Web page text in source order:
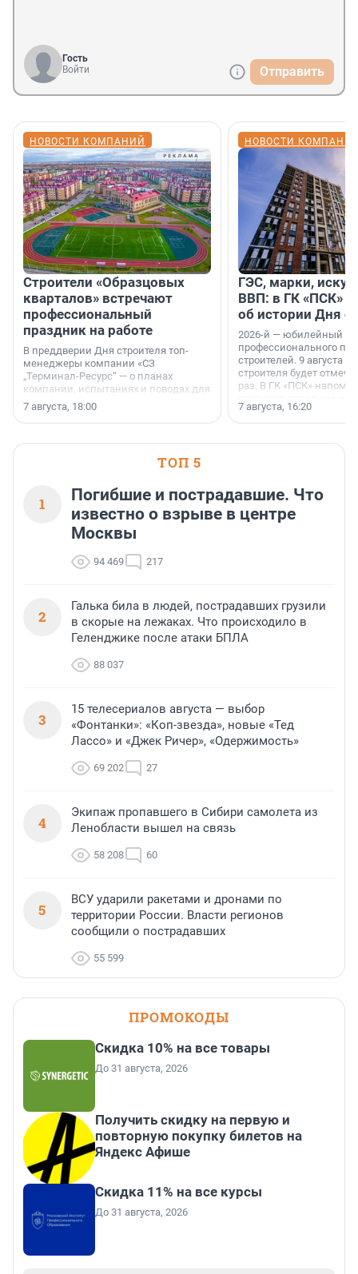
Гость
Войти
Отправить
НОВОСТИ КОМПАНИЙ
Строители «Образцовых
кварталов» встречают
профессиональный
праздник на работе
В преддверии Дня строителя топ-
менеджеры компании «СЗ
„Терминал-Ресурс“ — о планах
компании, испытаниях и поводах для
осторожного оптимизма.
7 августа, 18:00
НОВОСТИ
ГЭС, марки,
ВВП: в ГК «ПСК»
об истории Дня
2026-й — юбилейный
профессионального
строителей. 9 августа
строителя будет
раз. В ГК «ПСК»
поменялась роль
7 августа, 16:20
ТОП 5
1
Погибшие и пострадавшие. Что
известно о взрыве в центре
Москвы
94 469 217
2
Галька била в людей, пострадавших грузили
в скорые на лежаках. Что происходило в
Геленджике после атаки БПЛА
88 037
3
15 телесериалов августа — выбор
«Фонтанки»: «Коп-звезда», новые «Тед
Лассо» и «Джек Ричер», «Одержимость»
69 202 27
4
Экипаж пропавшего в Сибири самолета из
Ленобласти вышел на связь
58 208 60
5
ВСУ ударили ракетами и дронами по
территории России. Власти регионов
сообщили о пострадавших
55 599
ПРОМОКОДЫ
Скидка 10% на все товары
До 31 августа, 2026
Получить скидку на первую и
повторную покупку билетов на
Яндекс Афише
Скидка 11% на все курсы
До 31 августа, 2026